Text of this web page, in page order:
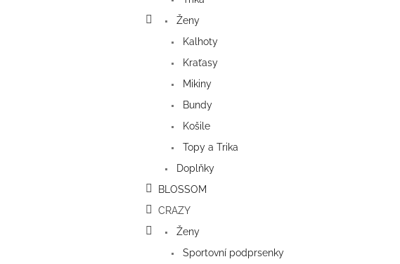
Ženy
Kalhoty
Kraťasy
Mikiny
Bundy
Košile
Topy a Trika
Doplňky
BLOSSOM
CRAZY
Ženy
Sportovní podprsenky